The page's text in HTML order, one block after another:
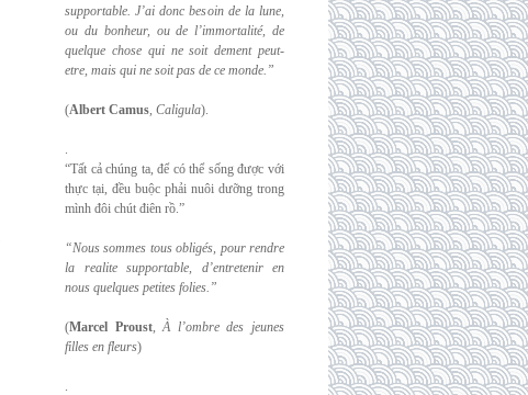
supportable. J’ai donc besoin de la lune,
ou du bonheur, ou de l’immortalité, de
quelque chose qui ne soit dement peut-
etre, mais qui ne soit pas de ce monde.”
(Albert Camus, Caligula).
.
“Tất cả chúng ta, để có thể sống được với
thực tại, đều buộc phải nuôi dưỡng trong
mình đôi chút điên rồ.”
“Nous sommes tous obligés, pour rendre
la realite supportable, d’entretenir en
nous quelques petites folies.”
(Marcel Proust,À l’ombre des jeunes
filles en fleurs)
.